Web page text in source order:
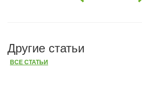
Другие статьи
ВСЕ СТАТЬИ